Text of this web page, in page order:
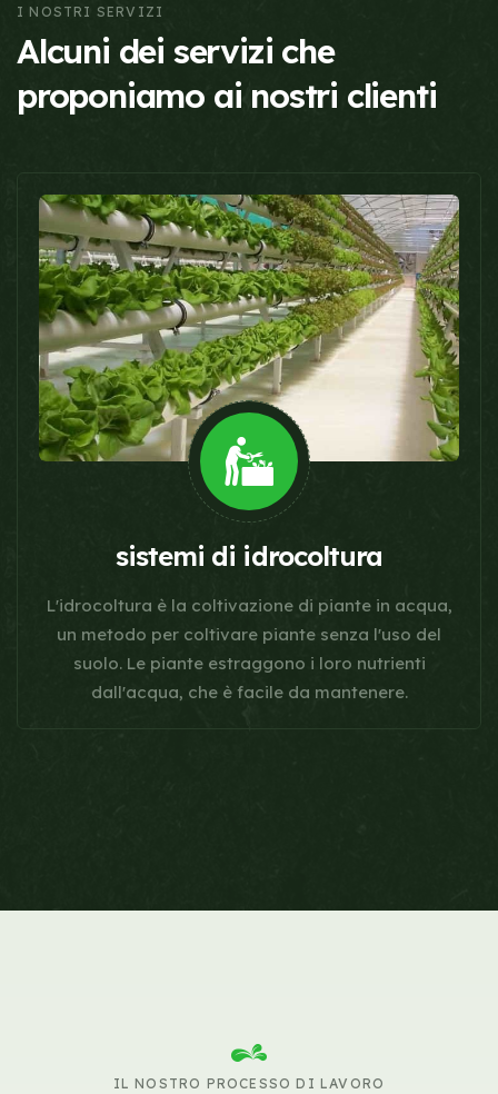
I NOSTRI SERVIZI
Alcuni dei servizi che
proponiamo ai nostri clienti
sistemi di idrocoltura
L'idrocoltura è la coltivazione di piante in acqua,
un metodo per coltivare piante senza l'uso del
suolo. Le piante estraggono i loro nutrienti
dall'acqua, che è facile da mantenere.
IL NOSTRO PROCESSO DI LAVORO